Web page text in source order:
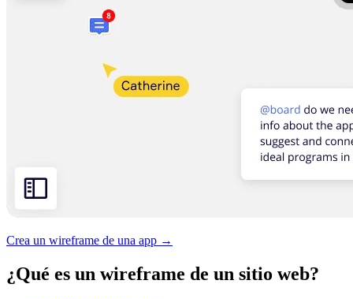
Crea un wireframe de una app →
¿Qué es un wireframe de un sitio web?